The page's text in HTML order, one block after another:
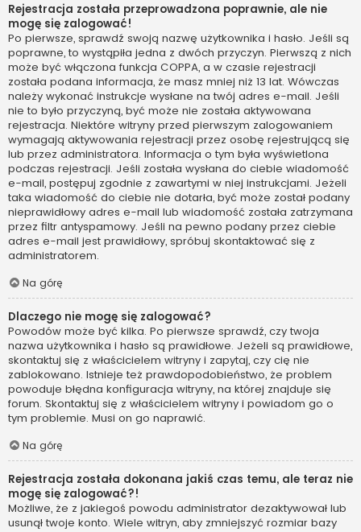
Rejestracja została przeprowadzona poprawnie, ale nie
mogę się zalogować!
Po pierwsze, sprawdź swoją nazwę użytkownika i hasło. Jeśli są
poprawne, to wystąpiła jedna z dwóch przyczyn. Pierwszą z nich
może być włączona funkcja COPPA, a w czasie rejestracji
została podana informacja, że masz mniej niż 13 lat. Wówczas
należy wykonać instrukcje wysłane na twój adres e-mail. Jeśli
nie to było przyczyną, być może nie została aktywowana
rejestracja. Niektóre witryny przed pierwszym zalogowaniem
wymagają aktywowania rejestracji przez osobę rejestrującą się
lub przez administratora. Informacja o tym była wyświetlona
podczas rejestracji. Jeśli została wysłana do ciebie wiadomość
e-mail, postępuj zgodnie z zawartymi w niej instrukcjami. Jeżeli
taka wiadomość do ciebie nie dotarła, być może został podany
nieprawidłowy adres e-mail lub wiadomość została zatrzymana
przez filtr antyspamowy. Jeśli na pewno podany przez ciebie
adres e-mail jest prawidłowy, spróbuj skontaktować się z
administratorem.
Na górę
Dlaczego nie mogę się zalogować?
Powodów może być kilka. Po pierwsze sprawdź, czy twoja
nazwa użytkownika i hasło są prawidłowe. Jeżeli są prawidłowe,
skontaktuj się z właścicielem witryny i zapytaj, czy cię nie
zablokowano. Istnieje też prawdopodobieństwo, że problem
powoduje błędna konfiguracja witryny, na której znajduje się
forum. Skontaktuj się z właścicielem witryny i powiadom go o
tym problemie. Musi on go naprawić.
Na górę
Rejestracja została dokonana jakiś czas temu, ale teraz nie
mogę się zalogować?!
Możliwe, że z jakiegoś powodu administrator dezaktywował lub
usunął twoje konto. Wiele witryn, aby zmniejszyć rozmiar bazy